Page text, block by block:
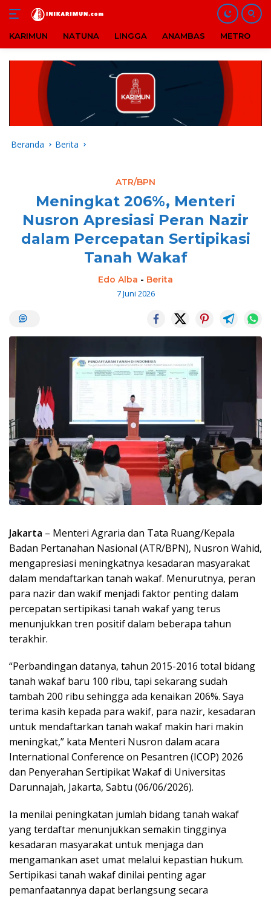
KARIMUN NATUNA LINGGA ANAMBAS METRO
Beranda Berita
ATR/BPN
Meningkat 206%, Menteri
Nusron Apresiasi Peran Nazir
dalam Percepatan Sertipikasi
Tanah Wakaf
Edo Alba - Berita
7 Juni 2026
Jakarta – Menteri Agraria dan Tata Ruang/Kepala
Badan Pertanahan Nasional (ATR/BPN), Nusron Wahid,
mengapresiasi meningkatnya kesadaran masyarakat
dalam mendaftarkan tanah wakaf. Menurutnya, peran
para nazir dan wakif menjadi faktor penting dalam
percepatan sertipikasi tanah wakaf yang terus
menunjukkan tren positif dalam beberapa tahun
terakhir.
“Perbandingan datanya, tahun 2015-2016 total bidang
tanah wakaf baru 100 ribu, tapi sekarang sudah
tambah 200 ribu sehingga ada kenaikan 206%. Saya
terima kasih kepada para wakif, para nazir, kesadaran
untuk mendaftarkan tanah wakaf makin hari makin
meningkat,” kata Menteri Nusron dalam acara
International Conference on Pesantren (ICOP) 2026
dan Penyerahan Sertipikat Wakaf di Universitas
Darunnajah, Jakarta, Sabtu (06/06/2026).
Ia menilai peningkatan jumlah bidang tanah wakaf
yang terdaftar menunjukkan semakin tingginya
kesadaran masyarakat untuk menjaga dan
mengamankan aset umat melalui kepastian hukum.
Sertipikasi tanah wakaf dinilai penting agar
pemanfaatannya dapat berlangsung secara